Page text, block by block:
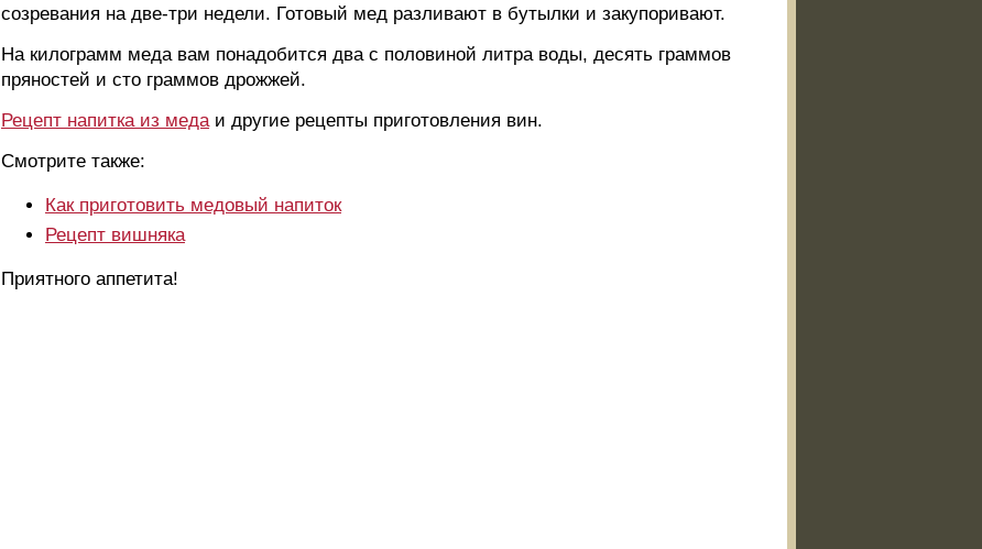
созревания на две-три недели. Готовый мед разливают в бутылки и закупоривают.
На килограмм меда вам понадобится два с половиной литра воды, десять граммов
пряностей и сто граммов дрожжей.
Рецепт напитка из медаи другие рецепты приготовления вин.
Смотрите также:
Как приготовить медовый напиток
Рецепт вишняка
Приятного аппетита!